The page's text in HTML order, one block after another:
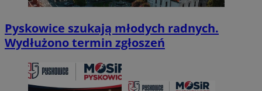
Pyskowice szukają młodych radnych.
Wydłużono termin zgłoszeń